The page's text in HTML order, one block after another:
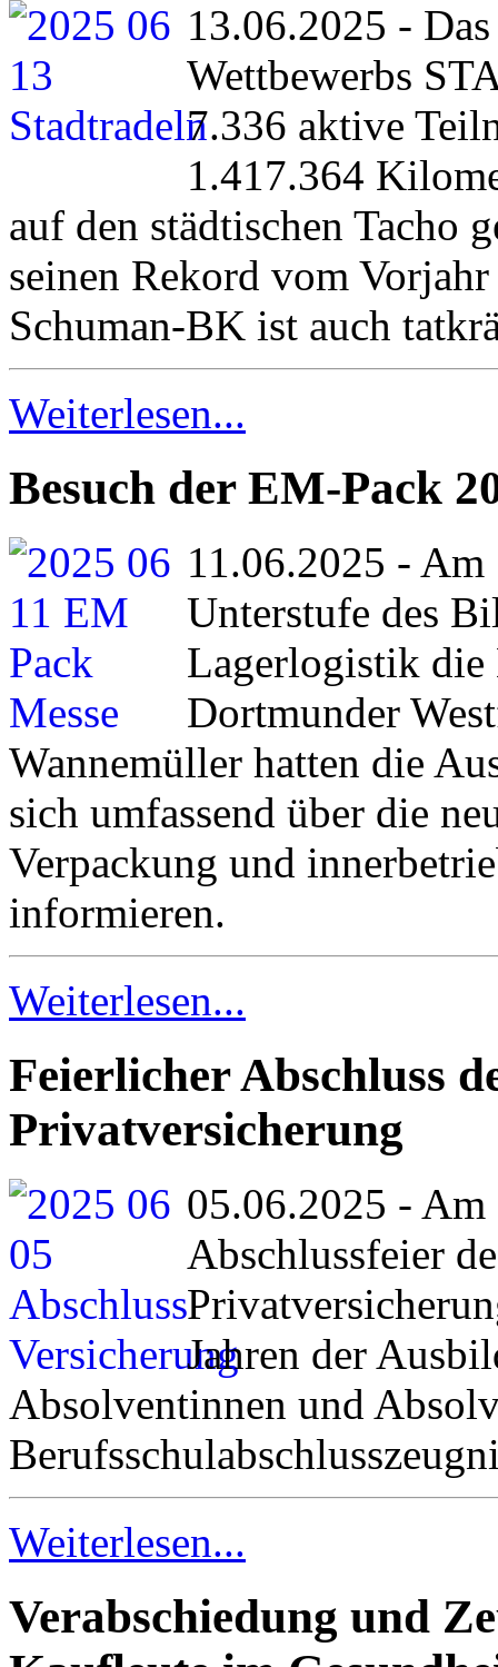
13.06.2025 -
Wettbewerbs
7.336 aktive
1.417.364
auf den städtischen Tacho
seinen Rekord vom
Schuman-BK ist auch
Weiterlesen...
Besuch der EM-Pack
11.06.2025 -
Unterstufe des
Lagerlogistik die
Dortmunder
Wannemüller hatten die
sich umfassend über die
Verpackung und
informieren.
Weiterlesen...
Feierlicher Abschluss
Privatversicherung
05.06.2025 -
Abschlussfeier
Jahren der
Absolventinnen und
Weiterlesen...
Verabschiedung und